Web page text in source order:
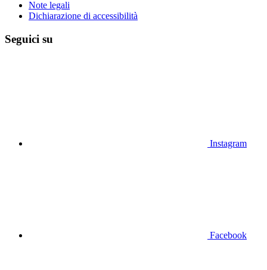
Note legali
Dichiarazione di accessibilità
Seguici su
Instagram
Facebook